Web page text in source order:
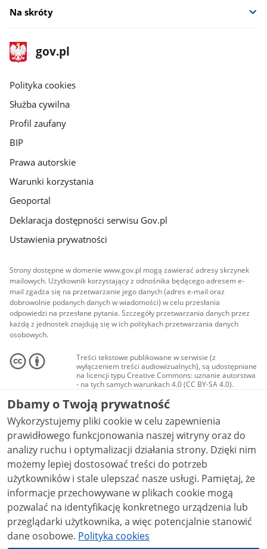
Na skróty
stopka
gov.pl
Strona
gov.pl
gov.pl
Polityka cookies
Służba cywilna
Profil zaufany
BIP
Prawa autorskie
Warunki korzystania
Geoportal
Deklaracja dostępności serwisu Gov.pl
Ustawienia prywatności
Strony dostępne w domenie www.gov.pl mogą zawierać adresy skrzynek
mailowych. Użytkownik korzystający z odnośnika będącego adresem e-
mail zgadza się na przetwarzanie jego danych (adres e-mail oraz
dobrowolnie podanych danych w wiadomości) w celu przesłania
odpowiedzi na przesłane pytania. Szczegóły przetwarzania danych przez
każdą z jednostek znajdują się w ich politykach przetwarzania danych
osobowych.
Treści tekstowe publikowane w serwisie (z
wyłączeniem treści audiowizualnych), są udostępniane
na licencji typu Creative Commons: uznanie autorstwa
- na tych samych warunkach 4.0 (CC BY-SA 4.0).
Materiały audiowizualne, w tym zdjęcia, materiały
audio i wideo, są udostępniane na licencji typu
Creative Commons: uznanie autorstwa użycie
niekomercyjne - bez utworów zależnych 4.0 (CC BY-
NC-ND 4.0), o ile nie jest to stwierdzone inaczej.
Dbamy o Twoją prywatność
Wykorzystujemy pliki cookie w celu zapewnienia
prawidłowego funkcjonowania naszej witryny oraz do
analizy ruchu i optymalizacji działania strony. Dzięki nim
możemy lepiej dostosować treści do potrzeb
użytkowników i stale ulepszać nasze usługi. Pamiętaj, że
informacje przechowywane w plikach cookie mogą
pozwalać na identyfikację konkretnego urządzenia lub
przeglądarki użytkownika, a więc potencjalnie stanowić
dane osobowe. Polityka cookies